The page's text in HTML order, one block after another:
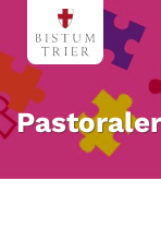
Zum Inhalt